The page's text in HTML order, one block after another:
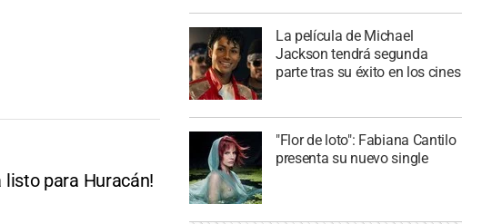
listo para Huracán!
La película de Michael
Jackson tendrá segunda
parte tras su éxito en los cines
"Flor de loto": Fabiana Cantilo
presenta su nuevo single